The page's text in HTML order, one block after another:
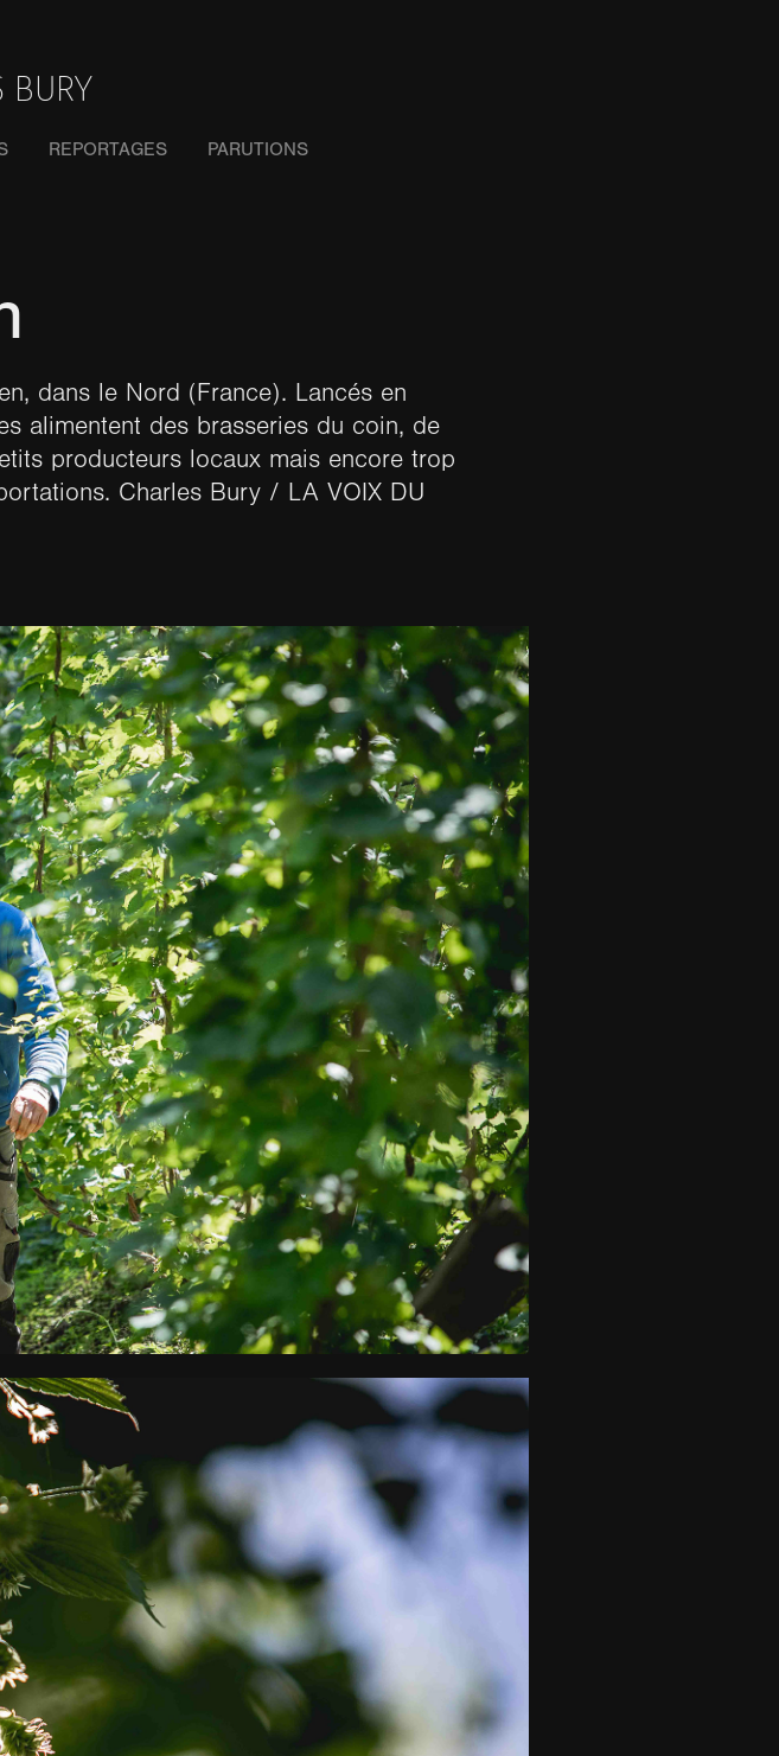
BURY
REPORTAGES
PARUTIONS
dans le Nord (France). Lancés en
alimentent des brasseries du coin, de
producteurs locaux mais encore trop
Charles Bury / LA VOIX DU